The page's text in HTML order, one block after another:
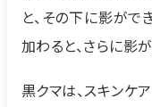
と、その下に影がで
加わると、さらに影
黒クマは、スキン